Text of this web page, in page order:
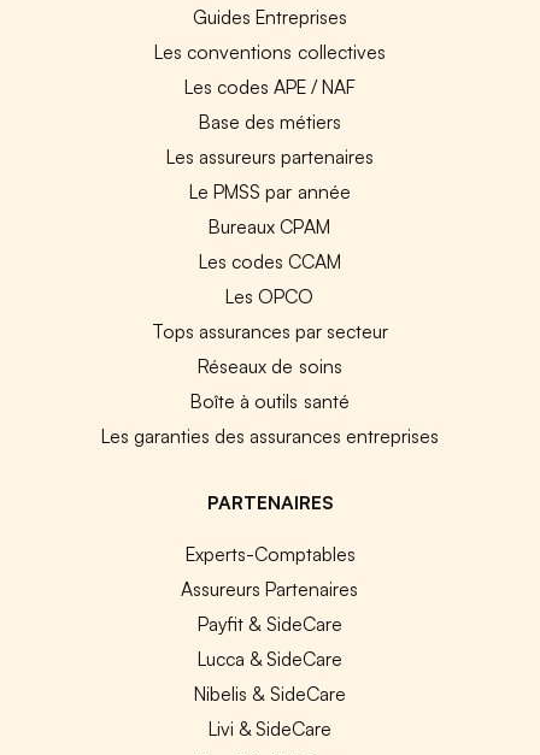
Guides Entreprises
Les conventions collectives
Les codes APE / NAF
Base des métiers
Les assureurs partenaires
Le PMSS par année
Bureaux CPAM
Les codes CCAM
Les OPCO
Tops assurances par secteur
Réseaux de soins
Boîte à outils santé
Les garanties des assurances entreprises
PARTENAIRES
Experts-Comptables
Assureurs Partenaires
Payfit & SideCare
Lucca & SideCare
Nibelis & SideCare
Livi & SideCare